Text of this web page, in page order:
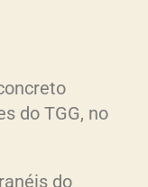
do TGG, no
do